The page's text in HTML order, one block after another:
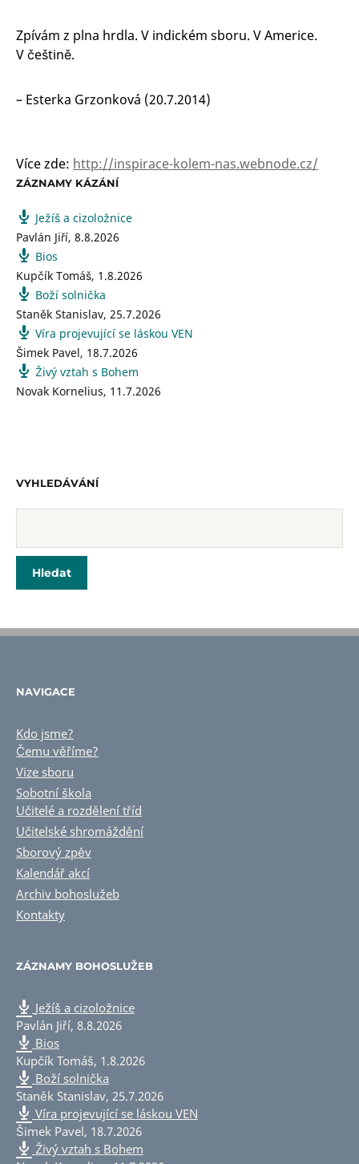
Zpívám z plna hrdla. V indickém sboru. V Americe.
V češtině.
– Esterka Grzonková (20.7.2014)
Více zde: http://inspirace-kolem-nas.webnode.cz/
ZÁZNAMY KÁZÁNÍ
Ježíš a cizoložnice
Pavlán Jiří, 8.8.2026
Bios
Kupčík Tomáš, 1.8.2026
Boží solnička
Staněk Stanislav, 25.7.2026
Víra projevující se láskou VEN
Šimek Pavel, 18.7.2026
Živý vztah s Bohem
Novak Kornelius, 11.7.2026
VYHLEDÁVÁNÍ
NAVIGACE
Kdo jsme?
Čemu věříme?
Vize sboru
Sobotní škola
Učitelé a rozdělení tříd
Učitelské shromáždění
Sborový zpěv
Kalendář akcí
Archiv bohoslužeb
Kontakty
ZÁZNAMY BOHOSLUŽEB
Ježíš a cizoložnice
Pavlán Jiří, 8.8.2026
Bios
Kupčík Tomáš, 1.8.2026
Boží solnička
Staněk Stanislav, 25.7.2026
Víra projevující se láskou VEN
Šimek Pavel, 18.7.2026
Živý vztah s Bohem